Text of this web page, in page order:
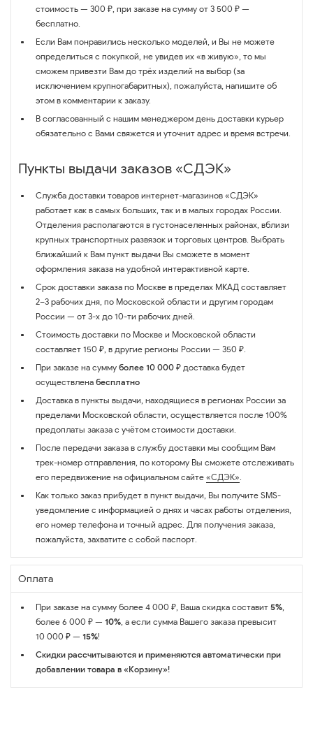
стоимость — 300 ₽, при заказе на сумму от 3 500 ₽ —
бесплатно.
Если Вам понравились несколько моделей, и Вы не можете
определиться с покупкой, не увидев их «в живую», то мы
сможем привезти Вам до трёх изделий на выбор (за
исключением крупногабаритных), пожалуйста, напишите об
этом в комментарии к заказу.
В согласованный с нашим менеджером день доставки курьер
обязательно с Вами свяжется и уточнит адрес и время встречи.
Пункты выдачи заказов «СДЭК»
Служба доставки товаров интернет-магазинов «СДЭК»
работает как в самых больших, так и в малых городах России.
Отделения располагаются в густонаселенных районах, вблизи
крупных транспортных развязок и торговых центров. Выбрать
ближайший к Вам пункт выдачи Вы сможете в момент
оформления заказа на удобной интерактивной карте.
Срок доставки заказа по Москве в пределах МКАД составляет
2–3 рабочих дня, по Московской области и другим городам
России — от 3-х до 10-ти рабочих дней.
Стоимость доставки по Москве и Московской области
составляет 150 ₽, в другие регионы России — 350 ₽.
При заказе на сумму более 10 000 ₽ доставка будет
осуществлена бесплатно
Доставка в пункты выдачи, находящиеся в регионах России за
пределами Московской области, осуществляется после 100%
предоплаты заказа с учётом стоимости доставки.
После передачи заказа в службу доставки мы сообщим Вам
трек-номер отправления, по которому Вы сможете отслеживать
его передвижение на официальном сайте «СДЭК».
Как только заказ прибудет в пункт выдачи, Вы получите SMS-
уведомление с информацией о днях и часах работы отделения,
его номер телефона и точный адрес. Для получения заказа,
пожалуйста, захватите с собой паспорт.
Оплата
При заказе на сумму более 4 000 ₽, Ваша скидка составит 5%,
более 6 000 ₽ — 10%, а если сумма Вашего заказа превысит
10 000 ₽ — 15%!
Скидки рассчитываются и применяются автоматически при
добавлении товара в «Корзину»!